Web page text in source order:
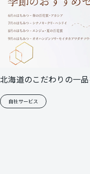
北海道のこだわりの一
自社サービス